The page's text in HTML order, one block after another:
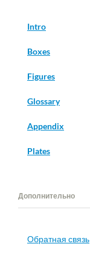
Intro
Boxes
Figures
Glossary
Appendix
Plates
Дополнительно
Обратная связь